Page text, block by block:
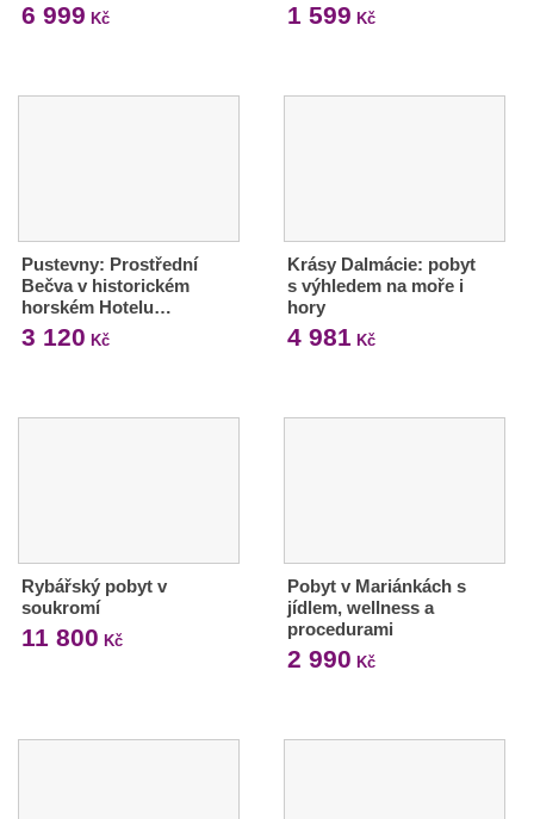
6 999 Kč 1 599 Kč
Pustevny: Prostřední
Bečva v historickém
horském Hotelu…
3 120 Kč
Krásy Dalmácie: pobyt
s výhledem na moře i
hory
4 981 Kč
Rybářský pobyt v
soukromí
11 800 Kč
Pobyt v Mariánkách s
jídlem, wellness a
procedurami
2 990 Kč